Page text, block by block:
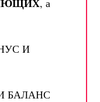
И
БАЛАНС